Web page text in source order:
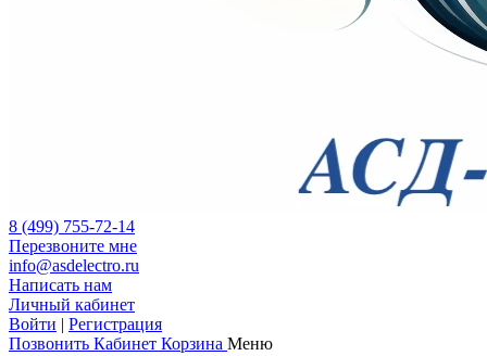
8 (499) 755-72-14
Перезвоните мне
info@asdelectro.ru
Написать нам
Личный кабинет
Войти | Регистрация
Позвонить Кабинет Корзина Меню